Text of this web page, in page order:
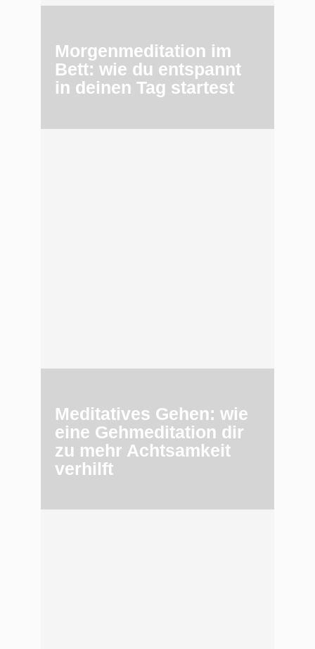
Morgenmeditation im
Bett: wie du entspannt
in deinen Tag startest
Meditatives Gehen: wie
eine Gehmeditation dir
zu mehr Achtsamkeit
verhilft